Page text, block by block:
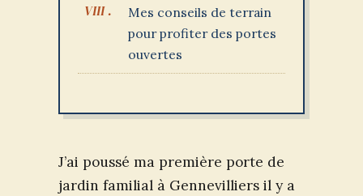
Mes conseils de terrain
pour profiter des portes
ouvertes
J’ai poussé ma première porte de
jardin familial à Gennevilliers il y a